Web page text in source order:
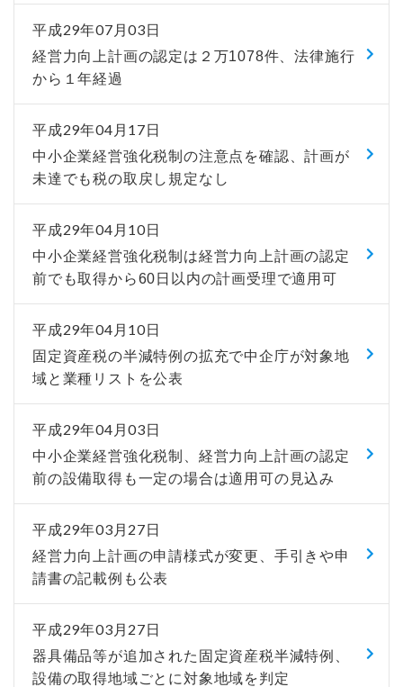
平成29年07月03日
経営力向上計画の認定は２万1078件、法律施行
から１年経過
平成29年04月17日
中小企業経営強化税制の注意点を確認、計画が
未達でも税の取戻し規定なし
平成29年04月10日
中小企業経営強化税制は経営力向上計画の認定
前でも取得から60日以内の計画受理で適用可
平成29年04月10日
固定資産税の半減特例の拡充で中企庁が対象地
域と業種リストを公表
平成29年04月03日
中小企業経営強化税制、経営力向上計画の認定
前の設備取得も一定の場合は適用可の見込み
平成29年03月27日
経営力向上計画の申請様式が変更、手引きや申
請書の記載例も公表
平成29年03月27日
器具備品等が追加された固定資産税半減特例、
設備の取得地域ごとに対象地域を判定